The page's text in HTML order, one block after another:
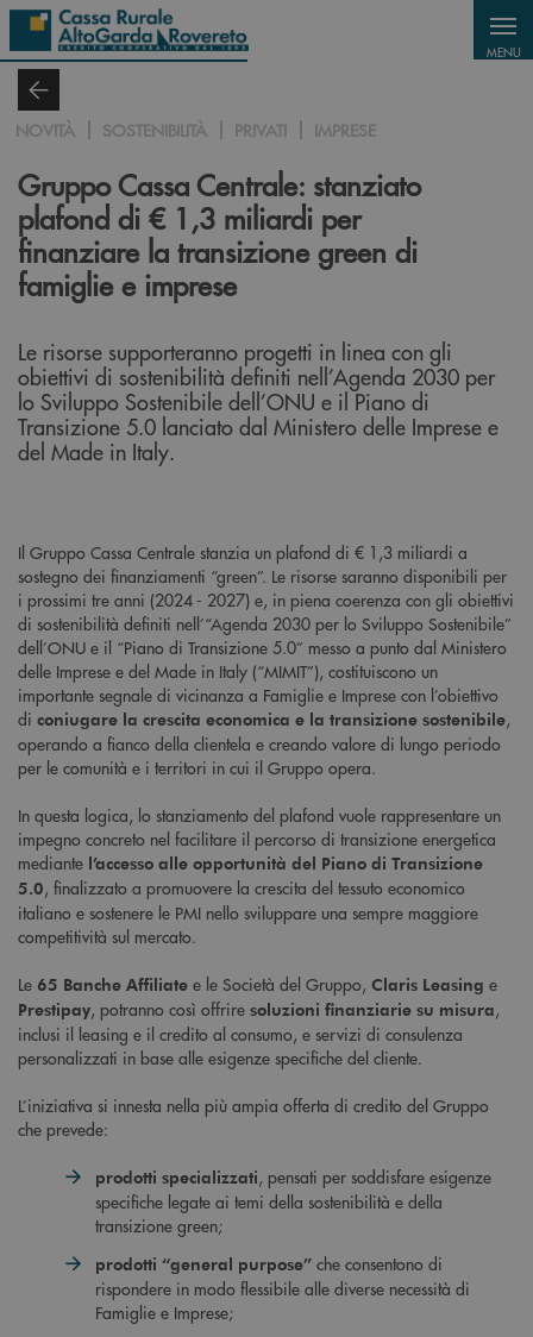
Salta al contenuto principale
MENU
NOVITÀ SOSTENIBILITÀ PRIVATI IMPRESE
Gruppo Cassa Centrale: stanziato
plafond di € 1,3 miliardi per
finanziare la transizione green di
famiglie e imprese
Le risorse supporteranno progetti in linea con gli
obiettivi di sostenibilità definiti nell’Agenda 2030 per
lo Sviluppo Sostenibile dell’ONU e il Piano di
Transizione 5.0 lanciato dal Ministero delle Imprese e
del Made in Italy.
Il Gruppo Cassa Centrale stanzia un plafond di € 1,3 miliardi a
sostegno dei finanziamenti “green”. Le risorse saranno disponibili per
i prossimi tre anni (2024 - 2027) e, in piena coerenza con gli obiettivi
di sostenibilità definiti nell’“Agenda 2030 per lo Sviluppo Sostenibile”
dell’ONU e il “Piano di Transizione 5.0” messo a punto dal Ministero
delle Imprese e del Made in Italy (“MIMIT”), costituiscono un
importante segnale di vicinanza a Famiglie e Imprese con l’obiettivo
di coniugare la crescita economica e la transizione sostenibile,
operando a fianco della clientela e creando valore di lungo periodo
per le comunità e i territori in cui il Gruppo opera.
In questa logica, lo stanziamento del plafond vuole rappresentare un
impegno concreto nel facilitare il percorso di transizione energetica
mediante l’accesso alle opportunità del Piano di Transizione
5.0, finalizzato a promuovere la crescita del tessuto economico
italiano e sostenere le PMI nello sviluppare una sempre maggiore
competitività sul mercato.
Le 65 Banche Affiliate e le Società del Gruppo, Claris Leasing e
Prestipay, potranno così offrire soluzioni finanziarie su misura,
inclusi il leasing e il credito al consumo, e servizi di consulenza
personalizzati in base alle esigenze specifiche del cliente.
L’iniziativa si innesta nella più ampia offerta di credito del Gruppo
che prevede:
prodotti specializzati, pensati per soddisfare esigenze
specifiche legate ai temi della sostenibilità e della
transizione green;
prodotti “general purpose” che consentono di
rispondere in modo flessibile alle diverse necessità di
Famiglie e Imprese;